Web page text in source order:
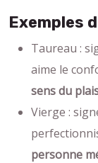
Exemples
Taureau :
aime le
sens du
Vierge :
personne